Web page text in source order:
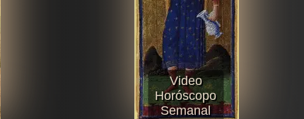
Video
Horóscopo
Semanal